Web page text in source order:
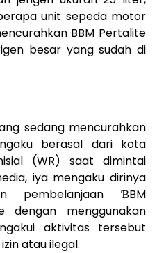
unit sepeda motor
BBM Pertalite
besar yang sudah di
sedang mencurahkan
berasal dari kota
(WR) saat dimintai
iya mengaku dirinya
pembelanjaan ƁBM
dengan menggunakan
aktivitas tersebut
atau ilegal.